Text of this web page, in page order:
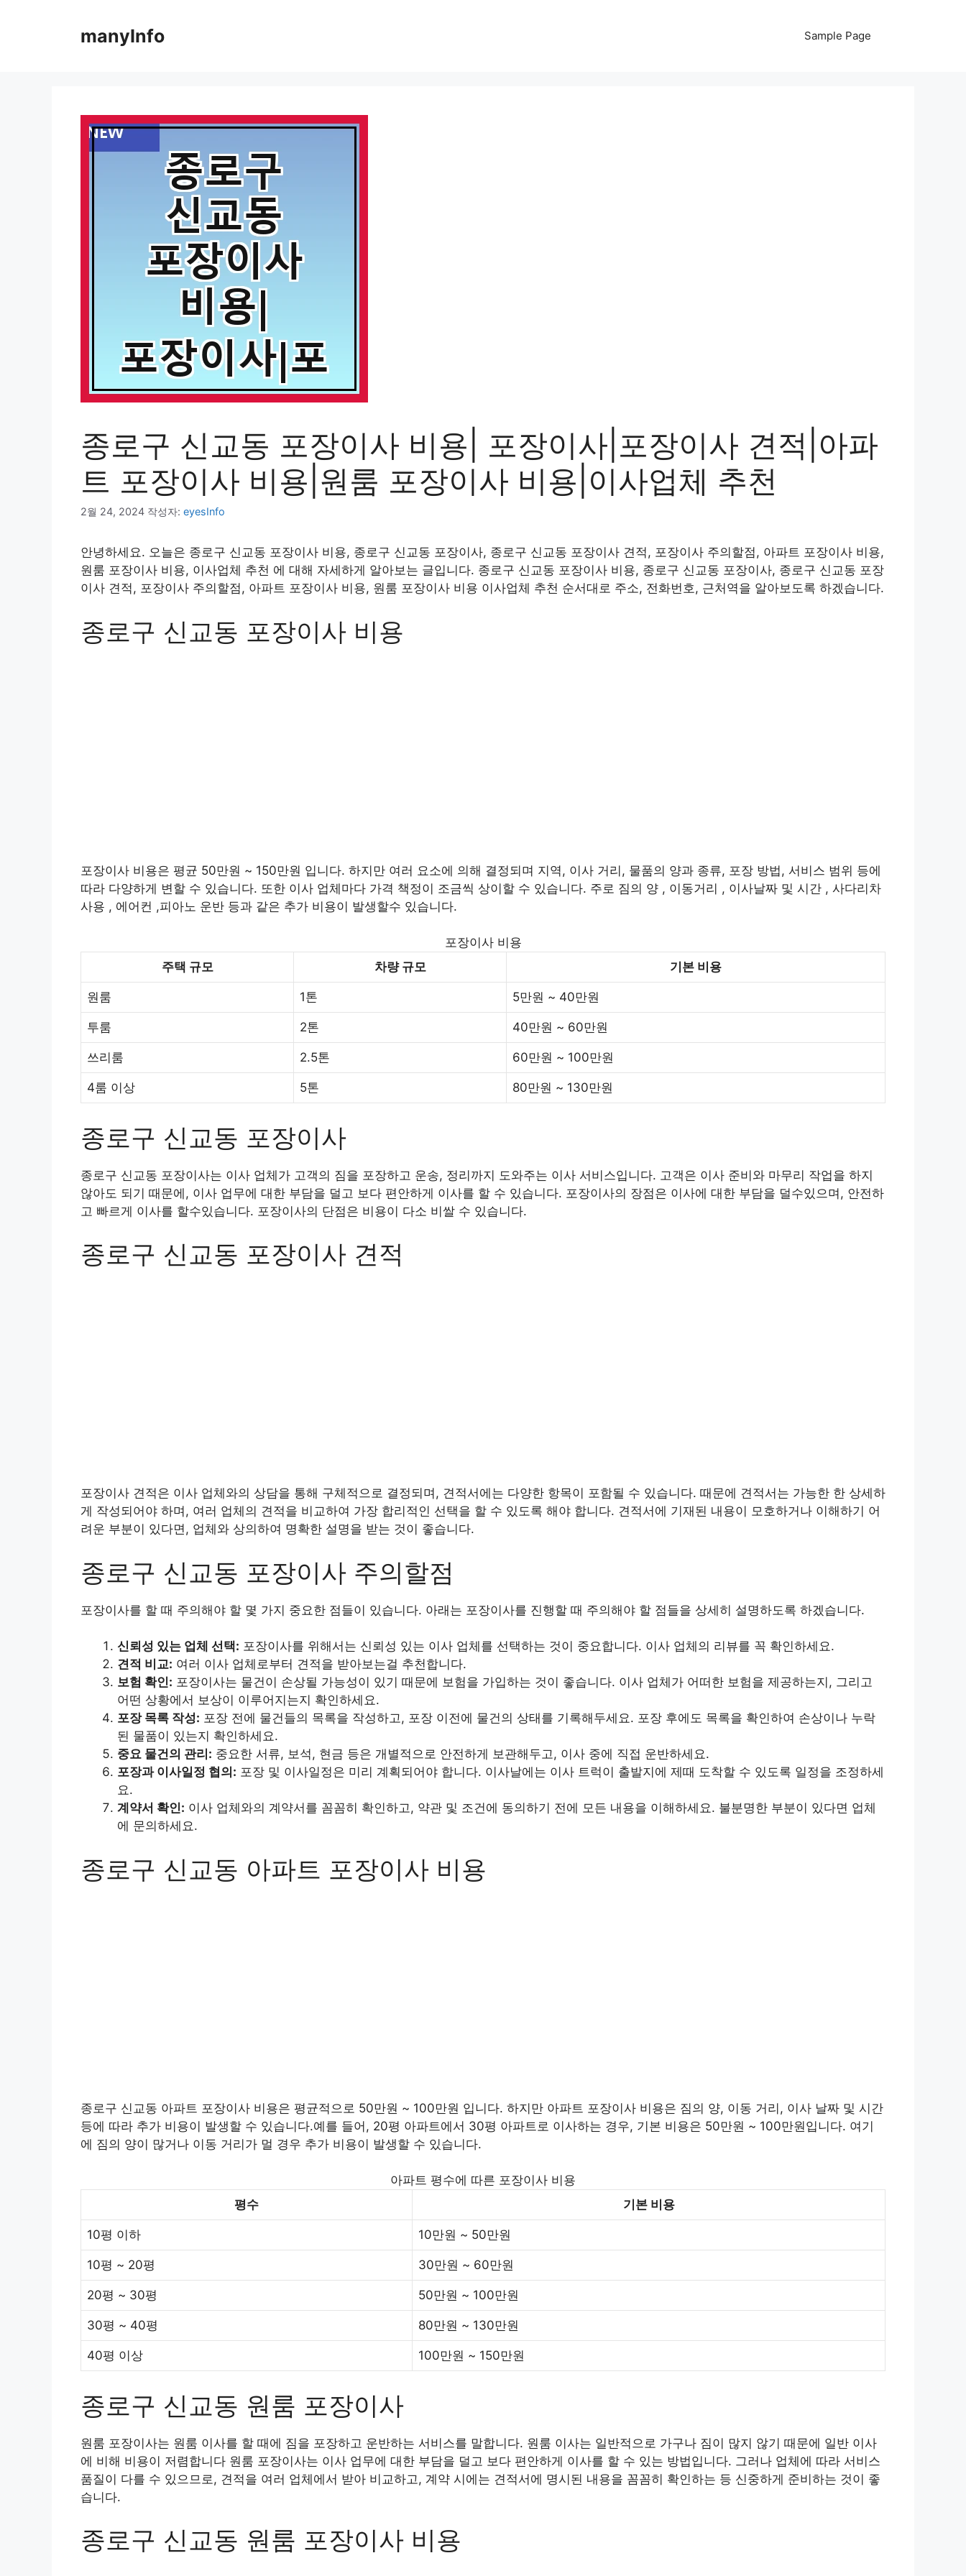
manyInfo Sample Page
종로구 신교동 포장이사 비용| 포장이사|포장이사 견적|아파
트 포장이사 비용|원룸 포장이사 비용|이사업체 추천
2월 24, 2024 작성자: eyesInfo
안녕하세요. 오늘은 종로구 신교동 포장이사 비용, 종로구 신교동 포장이사, 종로구 신교동 포장이사 견적, 포장이사 주의할점, 아파트 포장이사 비용,
원룸 포장이사 비용, 이사업체 추천 에 대해 자세하게 알아보는 글입니다. 종로구 신교동 포장이사 비용, 종로구 신교동 포장이사, 종로구 신교동 포장
이사 견적, 포장이사 주의할점, 아파트 포장이사 비용, 원룸 포장이사 비용 이사업체 추천 순서대로 주소, 전화번호, 근처역을 알아보도록 하겠습니다.
종로구 신교동 포장이사 비용
포장이사 비용은 평균 50만원 ~ 150만원 입니다. 하지만 여러 요소에 의해 결정되며 지역, 이사 거리, 물품의 양과 종류, 포장 방법, 서비스 범위 등에
따라 다양하게 변할 수 있습니다. 또한 이사 업체마다 가격 책정이 조금씩 상이할 수 있습니다. 주로 짐의 양 , 이동거리 , 이사날짜 및 시간 , 사다리차
사용 , 에어컨 ,피아노 운반 등과 같은 추가 비용이 발생할수 있습니다.
포장이사 비용
주택 규모
차량 규모 기본 비용
원룸 1톤 5만원 ~ 40만원
투룸 2톤 40만원 ~ 60만원
쓰리룸 2.5톤 60만원 ~ 100만원
4룸 이상 5톤 80만원 ~ 130만원
종로구 신교동 포장이사
종로구 신교동 포장이사는 이사 업체가 고객의 짐을 포장하고 운송, 정리까지 도와주는 이사 서비스입니다. 고객은 이사 준비와 마무리 작업을 하지
않아도 되기 때문에, 이사 업무에 대한 부담을 덜고 보다 편안하게 이사를 할 수 있습니다. 포장이사의 장점은 이사에 대한 부담을 덜수있으며, 안전하
고 빠르게 이사를 할수있습니다. 포장이사의 단점은 비용이 다소 비쌀 수 있습니다.
종로구 신교동 포장이사 견적
포장이사 견적은 이사 업체와의 상담을 통해 구체적으로 결정되며, 견적서에는 다양한 항목이 포함될 수 있습니다. 때문에 견적서는 가능한 한 상세하
게 작성되어야 하며, 여러 업체의 견적을 비교하여 가장 합리적인 선택을 할 수 있도록 해야 합니다. 견적서에 기재된 내용이 모호하거나 이해하기 어
려운 부분이 있다면, 업체와 상의하여 명확한 설명을 받는 것이 좋습니다.
종로구 신교동 포장이사 주의할점
포장이사를 할 때 주의해야 할 몇 가지 중요한 점들이 있습니다. 아래는 포장이사를 진행할 때 주의해야 할 점들을 상세히 설명하도록 하겠습니다.
신뢰성 있는 업체 선택: 포장이사를 위해서는 신뢰성 있는 이사 업체를 선택하는 것이 중요합니다. 이사 업체의 리뷰를 꼭 확인하세요.
견적 비교: 여러 이사 업체로부터 견적을 받아보는걸 추천합니다.
보험 확인: 포장이사는 물건이 손상될 가능성이 있기 때문에 보험을 가입하는 것이 좋습니다. 이사 업체가 어떠한 보험을 제공하는지, 그리고
어떤 상황에서 보상이 이루어지는지 확인하세요.
포장 목록 작성: 포장 전에 물건들의 목록을 작성하고, 포장 이전에 물건의 상태를 기록해두세요. 포장 후에도 목록을 확인하여 손상이나 누락
된 물품이 있는지 확인하세요.
중요 물건의 관리: 중요한 서류, 보석, 현금 등은 개별적으로 안전하게 보관해두고, 이사 중에 직접 운반하세요.
포장과 이사일정 협의: 포장 및 이사일정은 미리 계획되어야 합니다. 이사날에는 이사 트럭이 출발지에 제때 도착할 수 있도록 일정을 조정하세
요.
계약서 확인: 이사 업체와의 계약서를 꼼꼼히 확인하고, 약관 및 조건에 동의하기 전에 모든 내용을 이해하세요. 불분명한 부분이 있다면 업체
에 문의하세요.
종로구 신교동 아파트 포장이사 비용
종로구 신교동 아파트 포장이사 비용은 평균적으로 50만원 ~ 100만원 입니다. 하지만 아파트 포장이사 비용은 짐의 양, 이동 거리, 이사 날짜 및 시간
등에 따라 추가 비용이 발생할 수 있습니다.예를 들어, 20평 아파트에서 30평 아파트로 이사하는 경우, 기본 비용은 50만원 ~ 100만원입니다. 여기
에 짐의 양이 많거나 이동 거리가 멀 경우 추가 비용이 발생할 수 있습니다.
아파트 평수에 따른 포장이사 비용
평수
기본 비용
10평 이하 10만원 ~ 50만원
10평 ~ 20평 30만원 ~ 60만원
20평 ~ 30평 50만원 ~ 100만원
30평 ~ 40평 80만원 ~ 130만원
40평 이상 100만원 ~ 150만원
종로구 신교동 원룸 포장이사
원룸 포장이사는 원룸 이사를 할 때에 짐을 포장하고 운반하는 서비스를 말합니다. 원룸 이사는 일반적으로 가구나 짐이 많지 않기 때문에 일반 이사
에 비해 비용이 저렴합니다 원룸 포장이사는 이사 업무에 대한 부담을 덜고 보다 편안하게 이사를 할 수 있는 방법입니다. 그러나 업체에 따라 서비스
품질이 다를 수 있으므로, 견적을 여러 업체에서 받아 비교하고, 계약 시에는 견적서에 명시된 내용을 꼼꼼히 확인하는 등 신중하게 준비하는 것이 좋
습니다.
종로구 신교동 원룸 포장이사 비용